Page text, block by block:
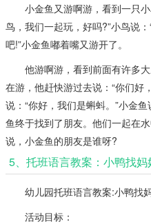
小金鱼又游啊游，看到一只小
鸟，我们一起玩，好吗?”小鸟说
吧!”小金鱼嘟着嘴又游开了。
他游啊游，看到前面有许多大
在游，他赶快游过去说：“你们好
说：“你好，我们是蝌蚪。”小金
鱼终于找到了朋友。他们一起在
说，小金鱼的朋友是谁呀?
5、托班语言教案：小鸭找妈
幼儿园托班语言教案:小鸭找
活动目标：